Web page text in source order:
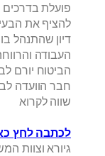
פועלת בדרכים
להציף את
דיון שהתנהל
העבודה
הביטוח יורם
חבר הוועדה
שווה לקרוא
לכתבה לחץ
גיורא וצוות